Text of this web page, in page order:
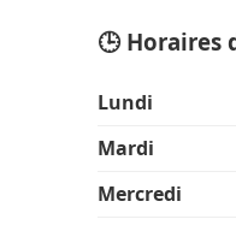
🕒 Horaires
Lundi
Mardi
Mercredi